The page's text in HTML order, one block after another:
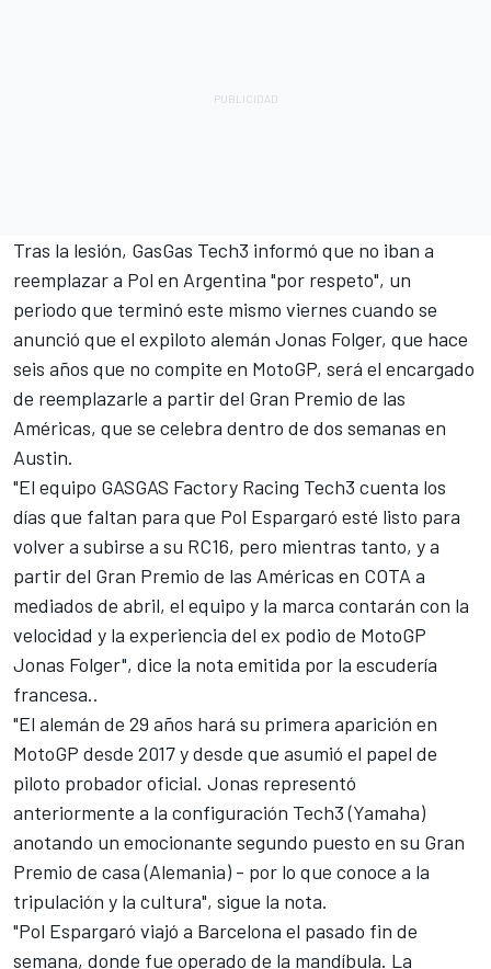
Tras la lesión, GasGas Tech3 informó que no iban a
reemplazar a Pol en Argentina "por respeto", un
periodo que terminó este mismo viernes cuando se
anunció que el expiloto alemán Jonas Folger, que hace
seis años que no compite en MotoGP, será el encargado
de reemplazarle a partir del Gran Premio de las
Américas, que se celebra dentro de dos semanas en
Austin.
"El equipo GASGAS Factory Racing Tech3 cuenta los
días que faltan para que Pol Espargaró esté listo para
volver a subirse a su RC16, pero mientras tanto, y a
partir del Gran Premio de las Américas en COTA a
mediados de abril, el equipo y la marca contarán con la
velocidad y la experiencia del ex podio de MotoGP
Jonas Folger", dice la nota emitida por la escudería
francesa..
"El alemán de 29 años hará su primera aparición en
MotoGP desde 2017 y desde que asumió el papel de
piloto probador oficial. Jonas representó
anteriormente a la configuración Tech3 (Yamaha)
anotando un emocionante segundo puesto en su Gran
Premio de casa (Alemania) - por lo que conoce a la
tripulación y la cultura", sigue la nota.
"Pol Espargaró viajó a Barcelona el pasado fin de
semana, donde fue operado de la mandíbula. La